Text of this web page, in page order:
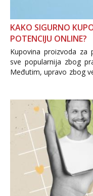
KAKO SIGURNO
POTENCIJU ONLINE?
Kupovina proizvoda
sve popularnija zbog
Međutim, upravo zbog
i brojni krivotvoreni